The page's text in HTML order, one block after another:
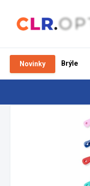
Novinky Brýle